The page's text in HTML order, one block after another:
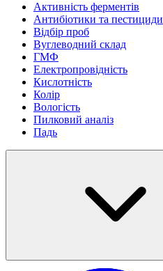
Активність ферментів
Антибіотики та пестициди
Відбір проб
Вуглеводний склад
ГМФ
Електропровідність
Кислотність
Колір
Вологість
Пилковий аналіз
Падь